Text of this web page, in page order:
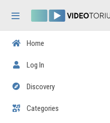
Home
Log In
Discovery
Categories